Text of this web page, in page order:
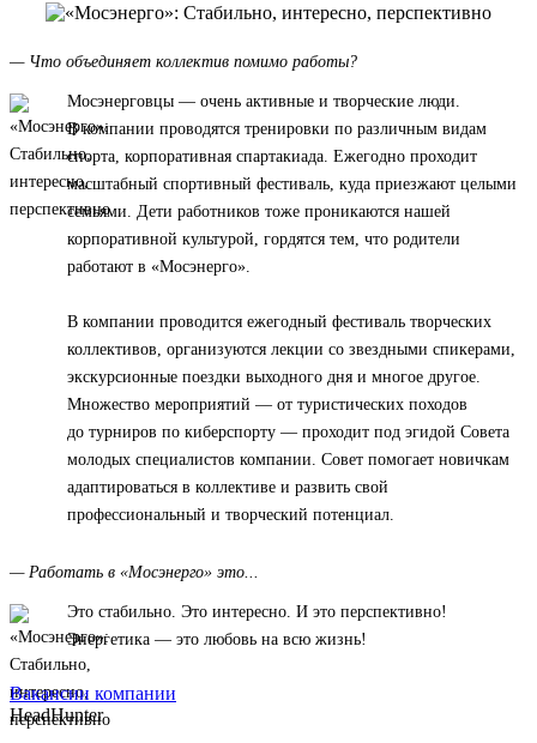
— Что объединяет коллектив помимо работы?
Мосэнерговцы — очень активные и творческие люди.
В компании проводятся тренировки по различным видам
спорта, корпоративная спартакиада. Ежегодно проходит
масштабный спортивный фестиваль, куда приезжают целыми
семьями. Дети работников тоже проникаются нашей
корпоративной культурой, гордятся тем, что родители
работают в «Мосэнерго».
В компании проводится ежегодный фестиваль творческих
коллективов, организуются лекции со звездными спикерами,
экскурсионные поездки выходного дня и многое другое.
Множество мероприятий — от туристических походов
до турниров по киберспорту — проходит под эгидой Совета
молодых специалистов компании. Совет помогает новичкам
адаптироваться в коллективе и развить свой
профессиональный и творческий потенциал.
— Работать в «Мосэнерго» это...
Это стабильно. Это интересно. И это перспективно!
Энергетика — это любовь на всю жизнь!
Вакансии компании
HeadHunter